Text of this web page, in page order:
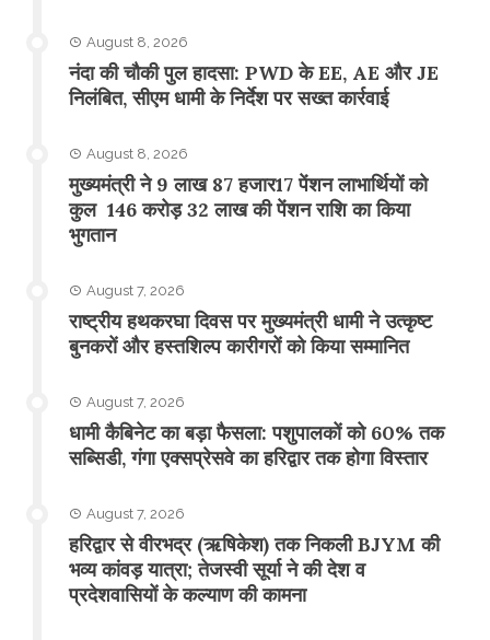
August 8, 2026
नंदा की चौकी पुल हादसा: PWD के EE, AE और JE
निलंबित, सीएम धामी के निर्देश पर सख्त कार्रवाई
August 8, 2026
मुख्यमंत्री ने 9 लाख 87 हजार17 पेंशन लाभार्थियों को
कुल 146 करोड़ 32 लाख की पेंशन राशि का किया
भुगतान
August 7, 2026
राष्ट्रीय हथकरघा दिवस पर मुख्यमंत्री धामी ने उत्कृष्ट
बुनकरों और हस्तशिल्प कारीगरों को किया सम्मानित
August 7, 2026
​धामी कैबिनेट का बड़ा फैसला: पशुपालकों को 60% तक
सब्सिडी, गंगा एक्सप्रेसवे का हरिद्वार तक होगा विस्तार
August 7, 2026
​हरिद्वार से वीरभद्र (ऋषिकेश) तक निकली BJYM की
भव्य कांवड़ यात्रा; तेजस्वी सूर्या ने की देश व
प्रदेशवासियों के कल्याण की कामना